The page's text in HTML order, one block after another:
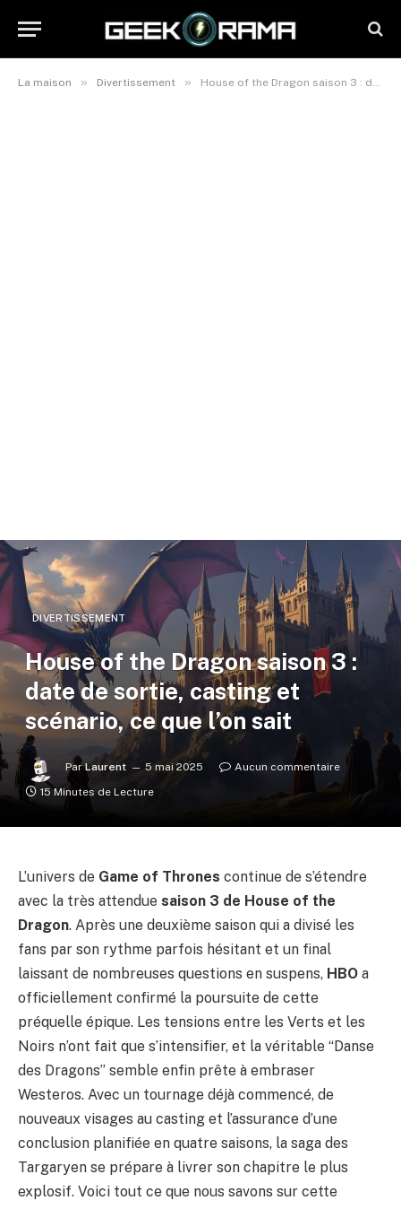
La maison » Divertissement » House of the Dragon saison 3 : date de sortie, casting et scénario, ce que l’on sait
DIVERTISSEMENT
House of the Dragon saison 3 :
date de sortie, casting et
scénario, ce que l’on sait
Par Laurent 5 mai 2025
Aucun commentaire
15 Minutes de Lecture
L’univers de Game of Thrones continue de s’étendre
avec la très attendue saison 3 de House of the
Dragon. Après une deuxième saison qui a divisé les
fans par son rythme parfois hésitant et un final
laissant de nombreuses questions en suspens, HBO a
officiellement confirmé la poursuite de cette
préquelle épique. Les tensions entre les Verts et les
Noirs n’ont fait que s’intensifier, et la véritable “Danse
des Dragons” semble enfin prête à embraser
Westeros. Avec un tournage déjà commencé, de
nouveaux visages au casting et l’assurance d’une
conclusion planifiée en quatre saisons, la saga des
Targaryen se prépare à livrer son chapitre le plus
explosif. Voici tout ce que nous savons sur cette